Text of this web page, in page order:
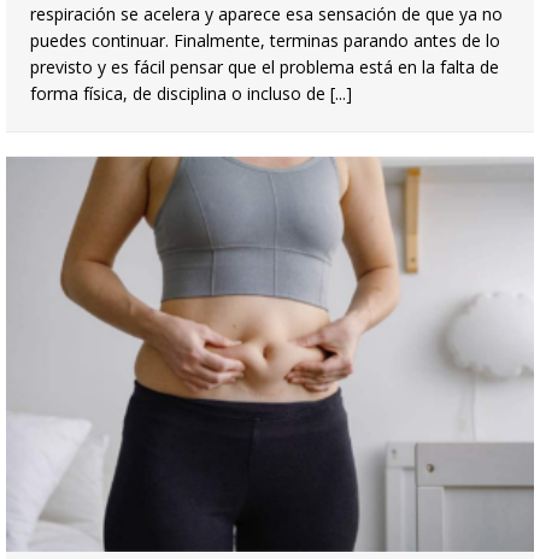
respiración se acelera y aparece esa sensación de que ya no
puedes continuar. Finalmente, terminas parando antes de lo
previsto y es fácil pensar que el problema está en la falta de
forma física, de disciplina o incluso de [...]